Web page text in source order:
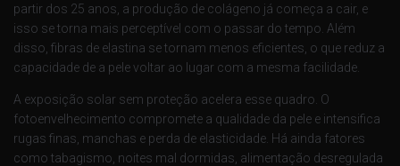
partir dos 25 anos, a produção de colágeno já começa a cair, e
isso se torna mais perceptível com o passar do tempo. Além
disso, fibras de elastina se tornam menos eficientes, o que reduz a
capacidade de a pele voltar ao lugar com a mesma facilidade.
A exposição solar sem proteção acelera esse quadro. O
fotoenvelhecimento compromete a qualidade da pele e intensifica
rugas finas, manchas e perda de elasticidade. Há ainda fatores
como tabagismo, noites mal dormidas, alimentação desregulada